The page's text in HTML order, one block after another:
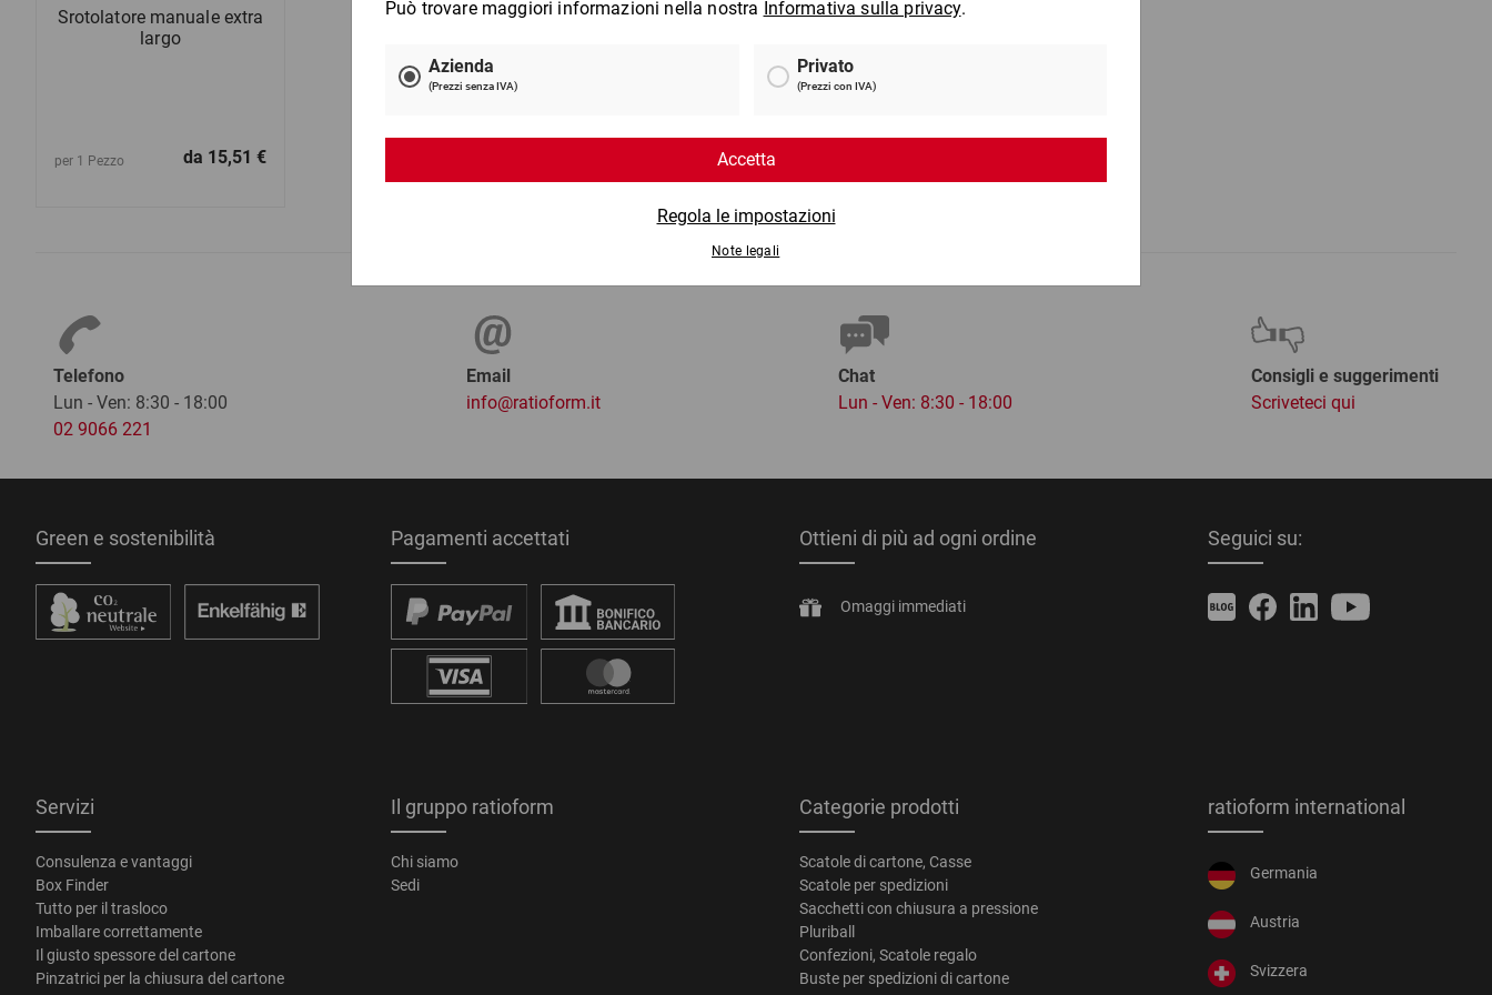
Srotolatore manuale extra
largo
per 1 Pezzo da 15,51 €
Telefono
Lun - Ven: 8:30 - 18:00
02 9066 221
Email
info@ratioform.it
Chat
Lun - Ven: 8:30 - 18:00
Consigli e suggerimenti
Scriveteci qui
Green e sostenibilità Pagamenti accettati Ottieni di più ad ogni ordine
Omaggi immediati
Seguici su:
Servizi
Consulenza e vantaggi
Box Finder
Tutto per il trasloco
Imballare correttamente
Il giusto spessore del cartone
Pinzatrici per la chiusura del cartone
Il gruppo ratioform
Chi siamo
Sedi
Categorie prodotti
Scatole di cartone, Casse
Scatole per spedizioni
Sacchetti con chiusura a pressione
Pluriball
Confezioni, Scatole regalo
Buste per spedizioni di cartone
ratioform international
Germania
Austria
Svizzera